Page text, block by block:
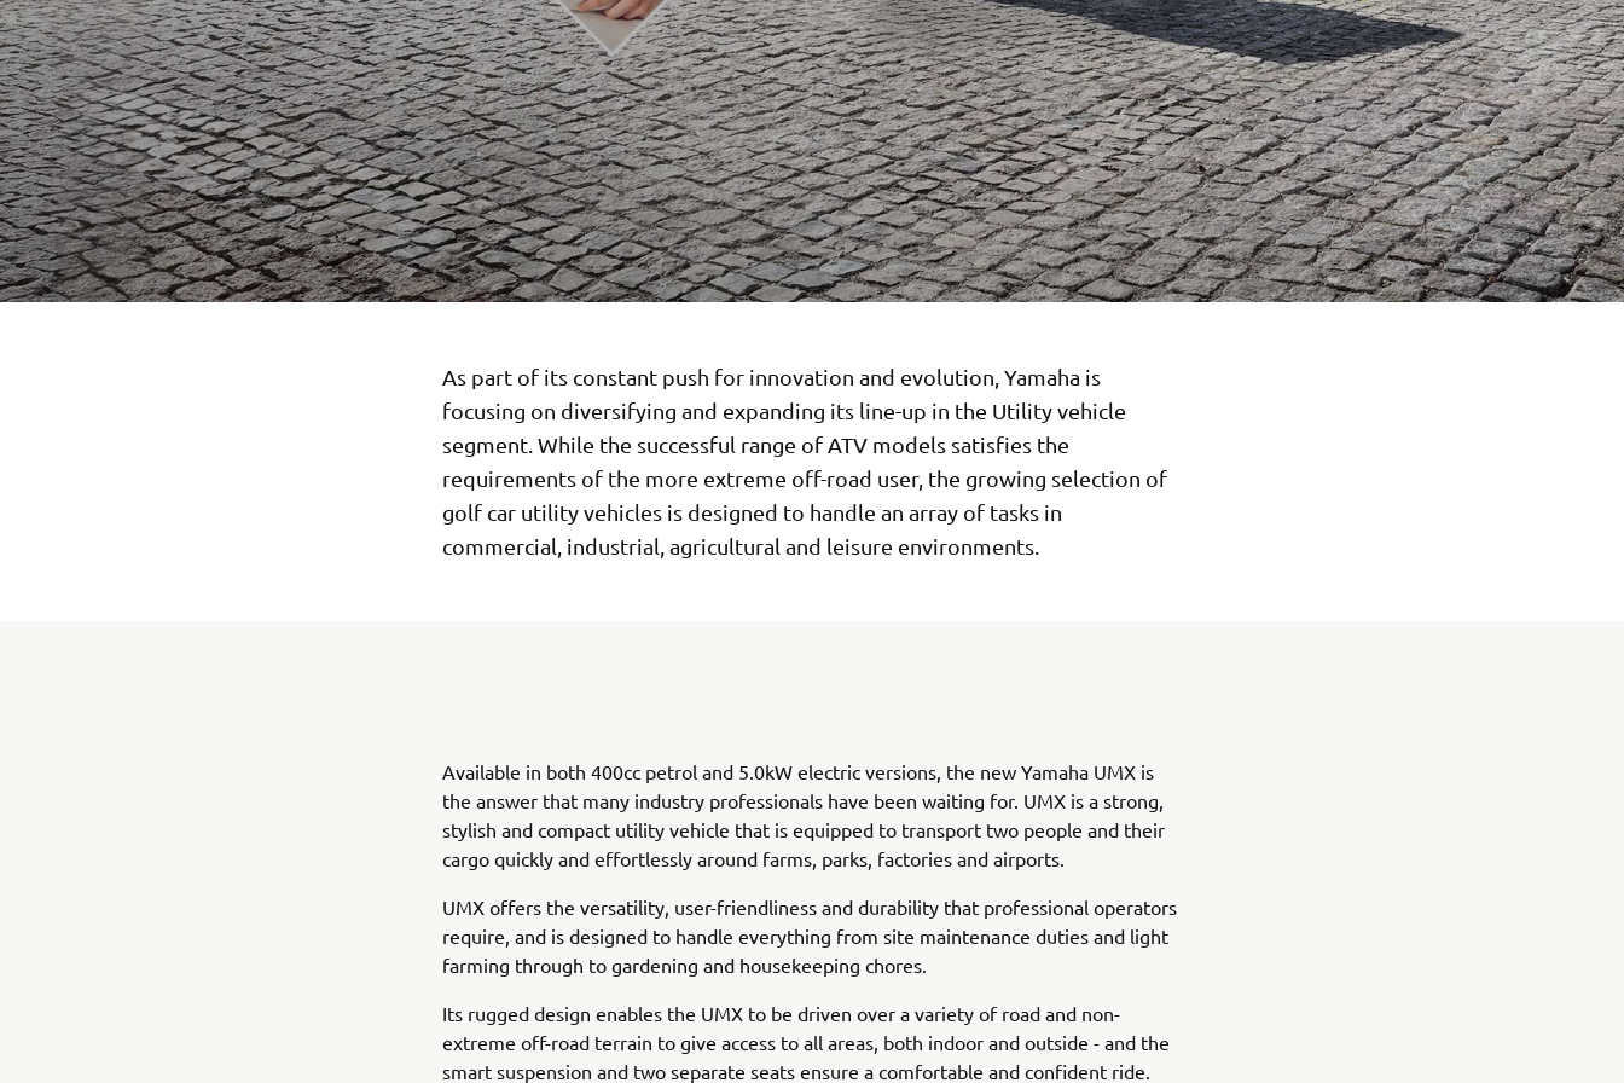
As part of its constant push for innovation and evolution, Yamaha is
focusing on diversifying and expanding its line-up in the Utility vehicle
segment. While the successful range of ATV models satisfies the
requirements of the more extreme off-road user, the growing selection of
golf car utility vehicles is designed to handle an array of tasks in
commercial, industrial, agricultural and leisure environments.
Available in both 400cc petrol and 5.0kW electric versions, the new Yamaha UMX is
the answer that many industry professionals have been waiting for. UMX is a strong,
stylish and compact utility vehicle that is equipped to transport two people and their
cargo quickly and effortlessly around farms, parks, factories and airports.
UMX offers the versatility, user-friendliness and durability that professional operators
require, and is designed to handle everything from site maintenance duties and light
farming through to gardening and housekeeping chores.
Its rugged design enables the UMX to be driven over a variety of road and non-
extreme off-road terrain to give access to all areas, both indoor and outside - and the
smart suspension and two separate seats ensure a comfortable and confident ride.